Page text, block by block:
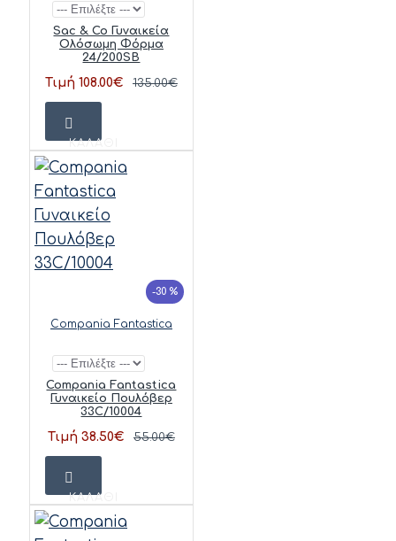
Sac & Co Γυναικεία
Ολόσωμη Φόρμα
24/200SB
Τιμή 108.00€ 135.00€
ΚΑΛΆΘΙ
-30 %
Compania Fantastica
Compania Fantastica
Γυναικείο Πουλόβερ
33C/10004
Τιμή 38.50€ 55.00€
ΚΑΛΆΘΙ